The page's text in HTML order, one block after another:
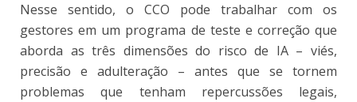
Nesse sentido, o CCO pode trabalhar com os
gestores em um programa de teste e correção que
aborda as três dimensões do risco de IA – viés,
precisão e adulteração – antes que se tornem
problemas que tenham repercussões legais,